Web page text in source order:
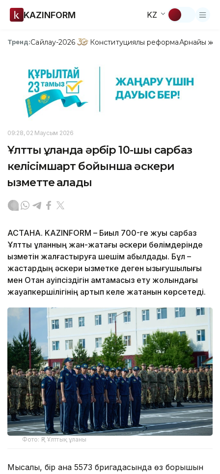
KAZINFORM KZ
Тренд:Сайлау-2026 Конституциялық реформаАрнайы
09:28, 02 Маусым 2026
Ұлттық ұланда әрбір 10-шы сарбаз
келісімшарт бойынша әскери
қызметте қалады
АСТАНА. KAZINFORM – Биыл 700-ге жуық сарбаз
Ұлттық ұланның жан-жақтағы әскери бөлімдерінде
қызметін жалғастыруға шешім қабылдады. Бұл –
жастардың әскери қызметке деген қызығушылығы
мен Отан қауіпсіздігін қамтамасыз ету жолындағы
жауапкершілігінің артып келе жатқанын көрсетеді.
Фото: ҚР Ұлттық ұланы
Мысалы, бір ғана 5573 бригадасында өз борышын